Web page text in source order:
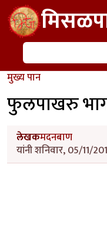
Skip to main content
शोध
मुख्य पान
फुलपाखरु
लेखकमदनबाण
यांनी शनिवार, 05/11/